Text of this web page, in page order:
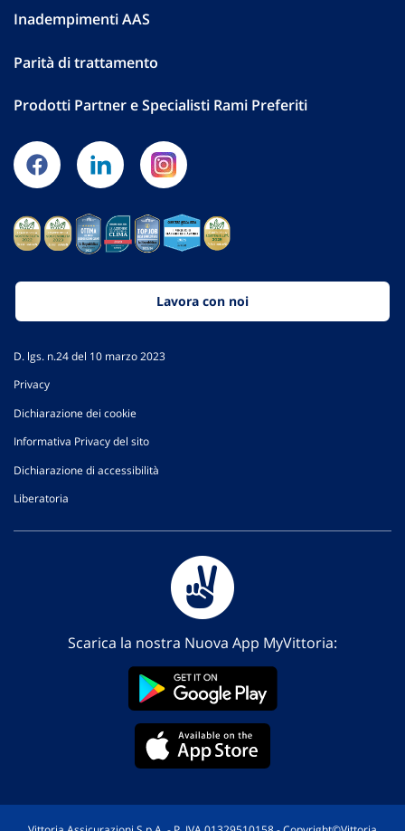
Inadempimenti AAS
Parità di trattamento
Prodotti Partner e Specialisti Rami Preferiti
Lavora con noi
D. lgs. n.24 del 10 marzo 2023
Privacy
Dichiarazione dei cookie
Informativa Privacy del sito
Dichiarazione di accessibilità
Liberatoria
Scarica la nostra Nuova App MyVittoria: